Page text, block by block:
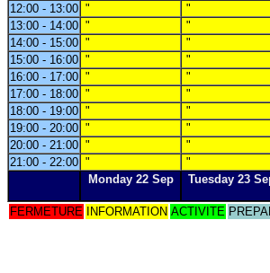
12:00 - 13:00 " "
13:00 - 14:00 " "
14:00 - 15:00 " "
15:00 - 16:00 " "
16:00 - 17:00 " "
17:00 - 18:00 " "
18:00 - 19:00 " "
19:00 - 20:00 " "
20:00 - 21:00 " "
21:00 - 22:00 " "
Monday 22 Sep
Tuesday 23
FERMETURE INFORMATION ACTIVITE